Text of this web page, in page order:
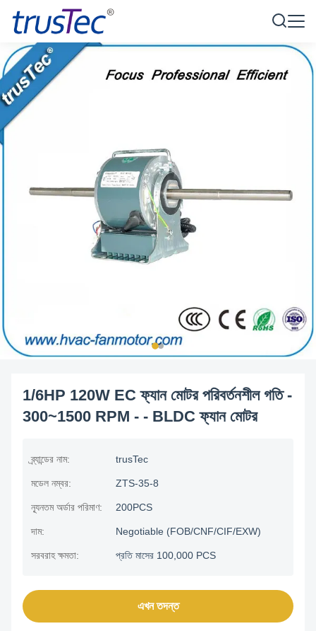
1/6HP 120W EC ফ্যান মোটর পরিবর্তনশীল গতি -
300~1500 RPM - - BLDC ফ্যান মোটর
ব্র্যান্ডের নাম: trusTec
মডেল নম্বর: ZTS-35-8
ন্যূনতম অর্ডার পরিমাণ: 200PCS
দাম: Negotiable (FOB/CNF/CIF/EXW)
সরবরাহ ক্ষমতা: প্রতি মাসের 100,000 PCS
এখন তদন্ত